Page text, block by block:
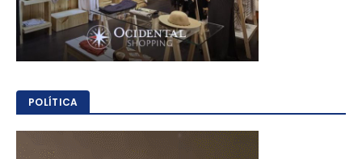
POLÍTICA